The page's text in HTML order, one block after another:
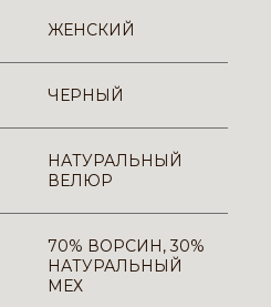
ЖЕНСКИЙ
ЧЕРНЫЙ
НАТУРАЛЬНЫЙ
ВЕЛЮР
70% ВОРСИН, 30%
НАТУРАЛЬНЫЙ
МЕХ